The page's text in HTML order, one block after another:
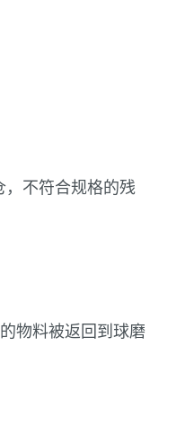
不符合规格的残
物料被返回到球磨